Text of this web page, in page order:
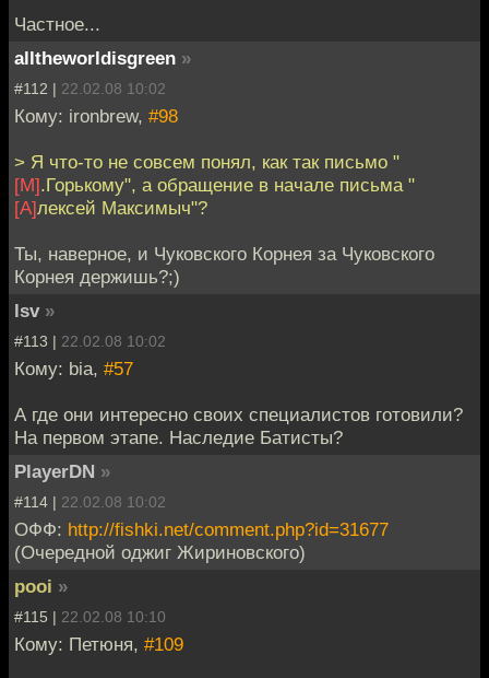
Частное...
alltheworldisgreen »
#112 | 22.02.08 10:02
Кому: ironbrew, #98
> Я что-то не совсем понял, как так письмо "
[М].Горькому", а обращение в начале письма "
[А]лексей Максимыч"?
Ты, наверное, и Чуковского Корнея за Чуковского
Корнея держишь?;)
lsv »
#113 | 22.02.08 10:02
Кому: bia, #57
А где они интересно своих специалистов готовили?
На первом этапе. Наследие Батисты?
PlayerDN »
#114 | 22.02.08 10:02
ОФФ: http://fishki.net/comment.php?id=31677
(Очередной оджиг Жириновского)
pooi »
#115 | 22.02.08 10:10
Кому: Петюня, #109